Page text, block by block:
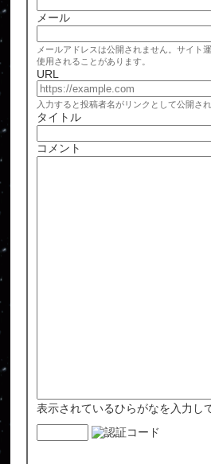
メール
メールアドレスは公開されません。サイト
使用されることがあります。
URL
入力すると投稿者名がリンクとして公開され
タイトル
コメント
表示されているひらがなを入力し